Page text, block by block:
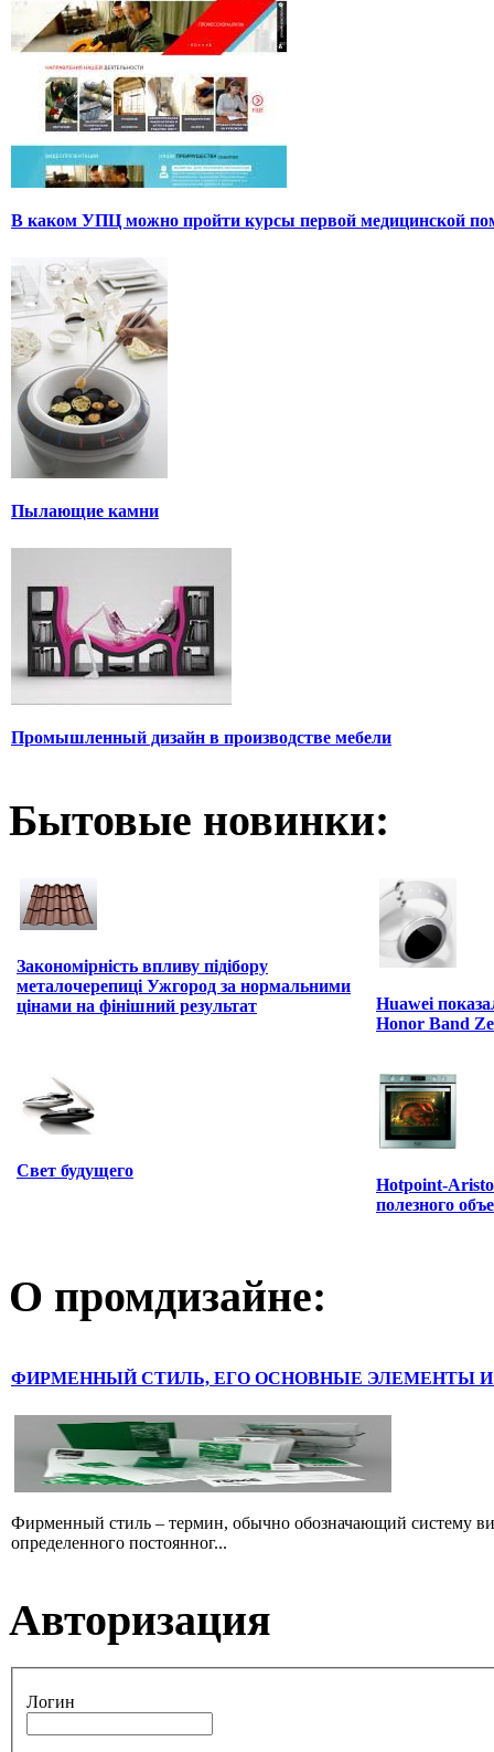
В каком УПЦ можно пройти курсы первой медицинской
Пылающие камни
Промышленный дизайн в производстве мебели
Бытовые новинки:
Закономірність впливу підібору
металочерепиці Ужгород за нормальними
цінами на фінішний результат
Huawei
Honor Band
Свет будущего
Hotpoint-
полезного
О промдизайне:
ФИРМЕННЫЙ СТИЛЬ, ЕГО ОСНОВНЫЕ ЭЛЕМЕНТЫ
Фирменный стиль – термин, обычно обозначающий систему
определенного постоянног...
Авторизация
Логин